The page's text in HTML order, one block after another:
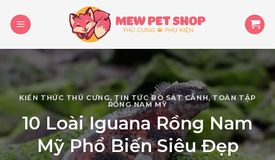
content
KIẾN THỨC THÚ CƯNG,TIN TỨC BÒ SÁT CẢNH,TOÀN TẬP
RỒNG NAM MỸ
10 Loài Iguana Rồng Nam
Mỹ Phổ Biến Siêu Đẹp